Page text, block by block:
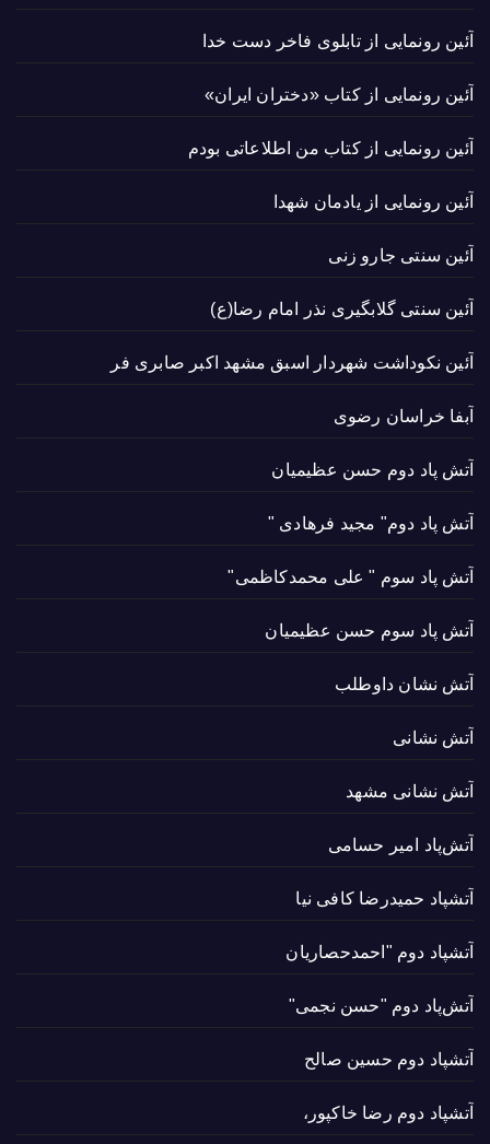
آئین رونمایی از تابلوی فاخر دست خدا
آئین رونمایی از کتاب «دختران ایران»
آئین رونمایی از کتاب من اطلاعاتی بودم
آئین رونمایی از یادمان شهدا
آئین سنتی جارو زنی
آئین سنتی گلابگیری نذر امام رضا(ع)
آئین نکوداشت شهردار اسبق مشهد اکبر صابری فر
آبفا خراسان رضوی
آتش پاد دوم حسن عظیمیان
آتش پاد دوم" مجید فرهادی "
آتش پاد سوم " علی محمدکاظمی"
آتش پاد سوم حسن عظیمیان
آتش نشان داوطلب
آتش نشانی
آتش نشانی مشهد
آتش‌پاد امیر حسامی
آتشپاد حميدرضا کافی نیا
آتشپاد دوم "احمدحصاریان
آتش‌پاد دوم "حسن نجمی"
آتشپاد دوم حسین صالح
آتشپاد دوم رضا خاکپور،